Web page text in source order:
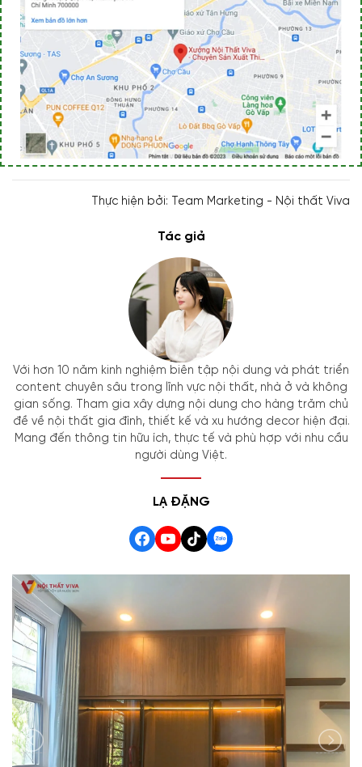
Thực hiện bởi: Team Marketing - Nội thất Viva
Tác giả
Với hơn 10 năm kinh nghiệm biên tập nội dung và phát triển
content chuyên sâu trong lĩnh vực nội thất, nhà ở và không
gian sống. Tham gia xây dựng nội dung cho hàng trăm chủ
đề về nội thất gia đình, thiết kế và xu hướng decor hiện đại.
Mang đến thông tin hữu ích, thực tế và phù hợp với nhu cầu
người dùng Việt.
LẠ ĐẶNG